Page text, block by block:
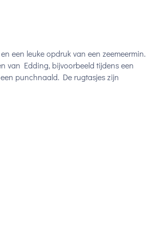
een leuke opdruk van een zeemeermin.
van Edding, bijvoorbeeld tijdens een
punchnaald. De rugtasjes zijn